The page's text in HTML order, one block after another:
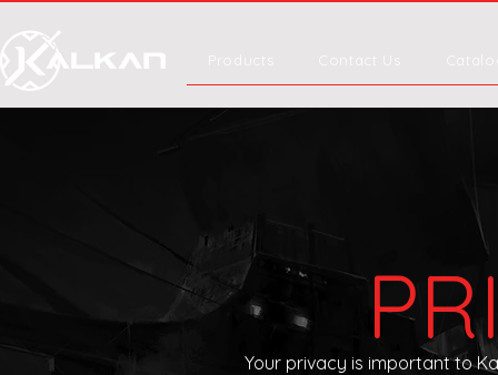
Products Contact Us
Your privacy is important to